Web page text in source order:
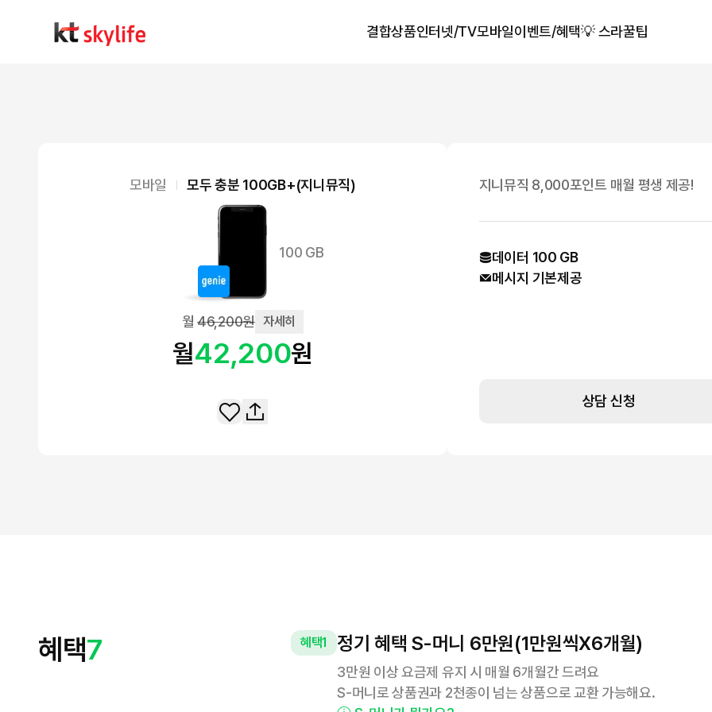
결합상품인터넷/TV모바일이벤트/혜택💡 스라꿀팁
모바일 모두 충분 100GB+(지니뮤직)
100 GB
월 46,200원 자세히
월42,200원
지니뮤직 8,000포인트 매월 평생 제공!
데이터 100 GB
메시지 기본제공
상담 신청
혜택7 혜택1 정기 혜택 S-머니 6만원(1만원씩X6개월)
3만원 이상 요금제 유지 시 매월 6개월간 드려요
S-머니로 상품권과 2천종이 넘는 상품으로 교환 가능해요.